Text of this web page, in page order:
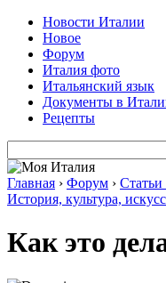
Новости Италии
Новое
Форум
Италия фото
Итальянский язык
Документы в
Рецепты
Главная › Форум ›
История, культура,
Как это